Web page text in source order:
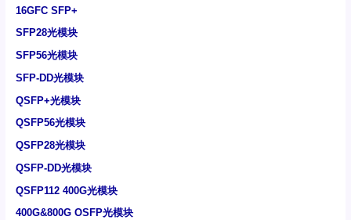
16GFC SFP+
SFP28光模块
SFP56光模块
SFP-DD光模块
QSFP+光模块
QSFP56光模块
QSFP28光模块
QSFP-DD光模块
QSFP112 400G光模块
400G&800G OSFP光模块